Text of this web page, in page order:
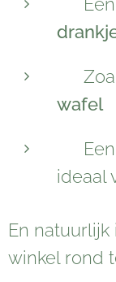
🥂
🧇
wafel
🎅
ideaal
En
winkel rond